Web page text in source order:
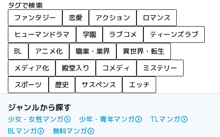
タグで検索
ファンタジー
恋愛 アクション
ロマンス
ヒューマンドラマ
学園 ラブコメ
ティーンズラブ
BL
アニメ化 職業・業界
異世界・転生
メディア化
殿堂入り コメディ
ミステリー
スポーツ
歴史 サスペンス エッチ
ジャンルから探す
少女・女性マンガ 少年・青年マンガ
TLマンガ
BLマンガ
無料マンガ